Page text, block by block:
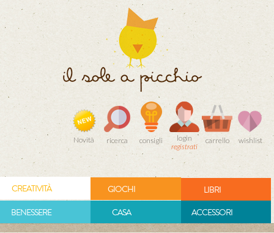
Novità ricerca consigli
login
registrati
carrello wishlist
CREATIVITÀ GIOCHI
LIBRI
BENESSERE
CASA ACCESSORI